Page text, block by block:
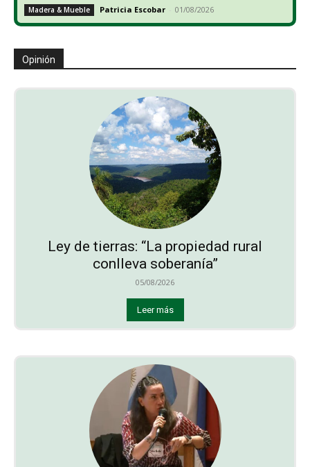
Madera & Mueble Patricia Escobar - 01/08/2026
Opinión
Ley de tierras: “La propiedad rural
conlleva soberanía”
05/08/2026
Leer más